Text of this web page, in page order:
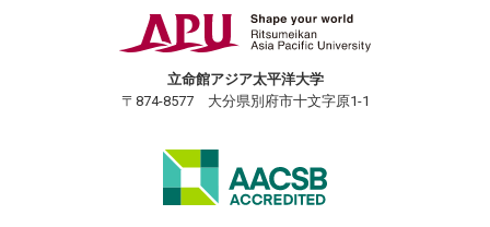
立命館アジア太平洋大学
〒874-8577 大分県別府市十文字原1-1